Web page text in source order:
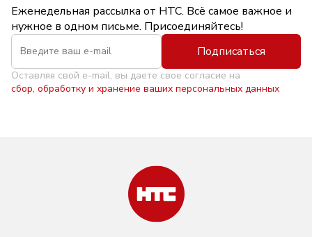
Еженедельная рассылка от НТС. Всё самое важное и
нужное в одном письме. Присоединяйтесь!
Подписаться
Оставляя свой e-mail, вы даете свое согласие на
сбор, обработку и хранение ваших персональных данных